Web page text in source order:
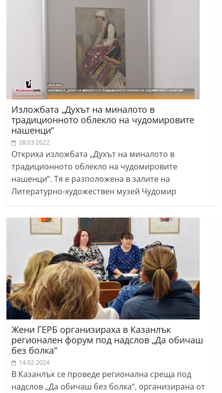
Изложбата „Духът на миналото в
традиционното облекло на чудомировите
нашенци“
28.03.2022
Откриха изложбата „Духът на миналото в
традиционното облекло на чудомировите
нашенци“. Тя е разположена в залите на
Литературно-художествен музей Чудомир
Жени ГЕРБ организираха в Казанлък
регионален форум под надслов „Да обичаш
без болка“
14.02.2024
В Казанлък се проведе регионална среща под
надслов „Да обичаш без болка“, организирана от